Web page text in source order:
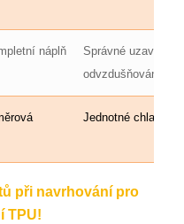
náplň
Správné uzavírání,
odvzdušňování
Jednotné chladicí
při navrhování pro
TPU!